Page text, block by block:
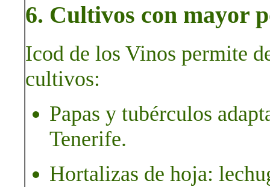
6. Cultivos con mayor
Icod de los Vinos permite
cultivos:
Papas y tubérculos
Tenerife.
Hortalizas de hoja: